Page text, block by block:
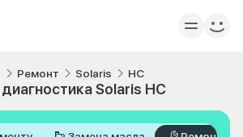
Ремонт Solaris HC
Solaris HC